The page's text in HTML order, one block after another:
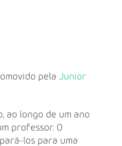
pela Junior
ao longo de um ano
professor. O
los para uma